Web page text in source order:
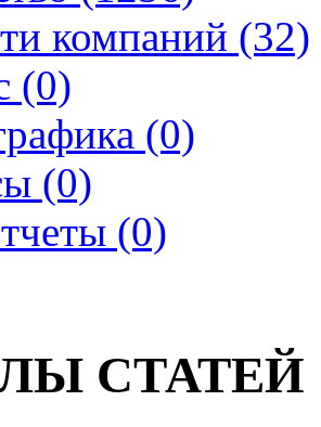
компаний (32)
(0)
(0)
(0)
(0)
СТАТЕЙ